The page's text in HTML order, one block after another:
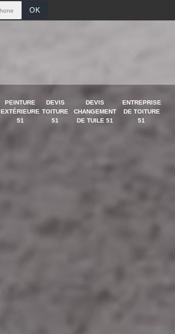
PEINTURE
EXTÉRIEURE
51
DEVIS
TOITURE
51
DEVIS
CHANGEMENT
DE TUILE 51
ENTREPRISE
DE TOITURE
51